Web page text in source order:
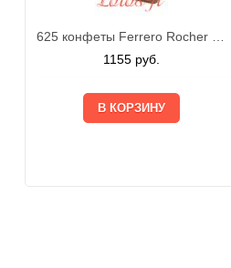
625 конфеты Ferrero Rocher 200г
1155 руб.